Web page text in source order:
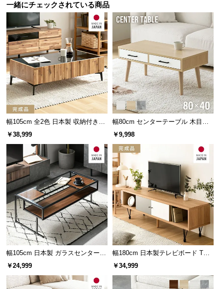
に
い
て
会
員
規
約
に
つ
い
て
客
サ
ポ
ト
省スペースに開閉できるスライド収納。中央に仕切
りがあり、雑誌やリモコンなどを分けて収納できま
す。
収納スペース内寸
幅 奥行き 高さ
約49.9㎝ 約49.7㎝ 約16㎝
広々使える天板サイズ
一緒にチェックされている商品
幅105cm 全2色 日本製 収納付きセ
ンターテーブル TCT-008
￥38,999
幅80cm センターテーブル 木目調/
モルタル調 収納付き テーパードレ
￥9,998
幅105cm 日本製 ガラスセンターテ
ーブル
￥24,999
幅180cm 日本製テレビボード TOT-
007
￥34,999